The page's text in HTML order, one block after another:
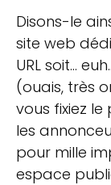
Disons-le
site web
URL soit…
(ouais, très
vous fixiez le
les
pour mille
espace